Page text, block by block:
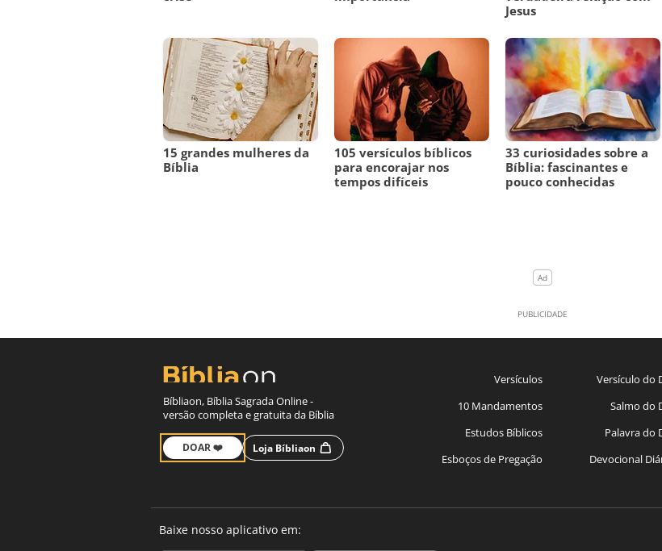
Jesus
15 grandes mulheres da
Bíblia
105 versículos bíblicos
para encorajar nos
tempos difíceis
33 curiosidades sobre a
Bíblia: fascinantes e
pouco conhecidas
Bíbliaon, Bíblia Sagrada Online -
versão completa e gratuita da Bíblia
DOAR ❤️ Loja Bíbliaon
Versículos
10 Mandamentos
Estudos Bíblicos
Esboços de Pregação
Versículo do
Salmo do
Palavra do
Devocional
Baixe nosso aplicativo em: